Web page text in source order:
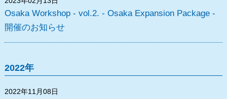
Osaka Workshop - vol.2. - Osaka Expansion Package -
開催のお知らせ
2022年
2022年11月08日